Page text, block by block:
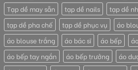
Tạp dề may sẵn
tạp dề nails
tạp dề
tạp dề pha chế
tạp dề phục vụ áo
áo blouse trắng
áo bác sĩ áo bếp
áo bếp tay ngắn
áo bếp trưởng áo